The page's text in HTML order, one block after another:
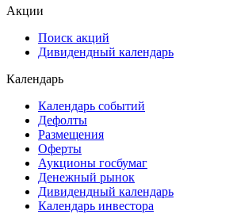
Акции
Поиск акций
Дивидендный календарь
Календарь
Календарь событий
Дефолты
Размещения
Оферты
Аукционы госбумаг
Денежный рынок
Дивидендный календарь
Календарь инвестора